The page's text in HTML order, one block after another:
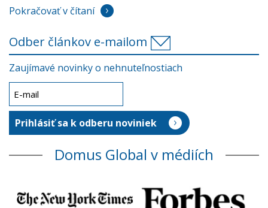
Pokračovať v čítaní
Odber článkov e-mailom
Zaujímavé novinky o nehnuteľnostiach
Domus Global v médiích